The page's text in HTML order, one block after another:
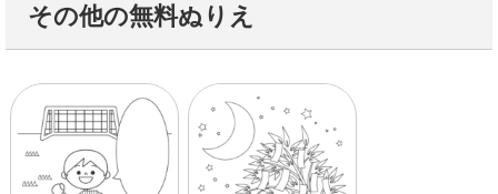
その他の無料ぬりえ